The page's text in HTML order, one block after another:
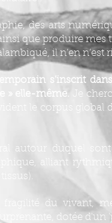
des arts
que produire mes
il n’en n’est
s’inscrit
» elle-même. Je
le corpus global
autour duquel
alliant
du vivant,
dotée